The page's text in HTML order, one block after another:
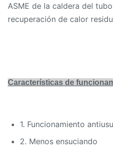
ASME de la caldera del
recuperación de calor
Características de
1. Funcionamiento
2. Menos ensuciando